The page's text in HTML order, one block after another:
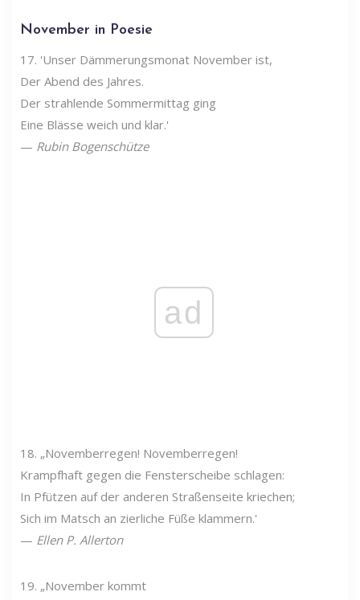
November in Poesie
17. 'Unser Dämmerungsmonat November ist,
Der Abend des Jahres.
Der strahlende Sommermittag ging
Eine Blässe weich und klar.'
— Rubin Bogenschütze
ad
18. „Novemberregen! Novemberregen!
Krampfhaft gegen die Fensterscheibe schlagen:
In Pfützen auf der anderen Straßenseite kriechen;
Sich im Matsch an zierliche Füße klammern.'
— Ellen P. Allerton
19. „November kommt